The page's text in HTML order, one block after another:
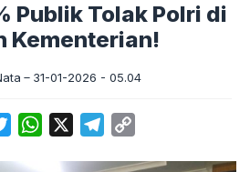
Publik Tolak Polri di
Kementerian!
31-01-2026 - 05.04
TwitterWhatsApp Telegram